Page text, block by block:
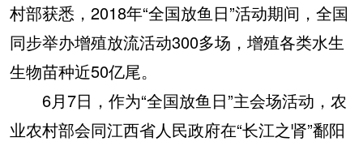
村部获悉，2018年“全国放鱼日”活动期间，全国
同步举办增殖放流活动300多场，增殖各类水生
生物苗种近50亿尾。
6月7日，作为“全国放鱼日”主会场活动，农
业农村部会同江西省人民政府在“长江之肾”鄱阳